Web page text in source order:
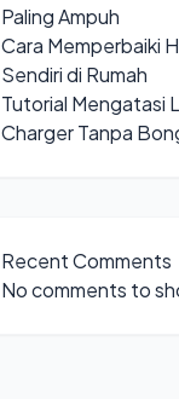
Paling Ampuh
Cara Memperbaiki
Sendiri di Rumah
Tutorial Mengatasi
Charger Tanpa
Recent Comments
No comments to